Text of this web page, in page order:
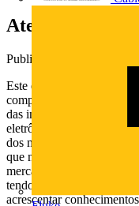
Aterramento
Publicado: 29 de janeiro
Este e-book vai tratar
componente fundamental
das instalações elétricas
eletrônicos sensíveis em
dos mais discutidos e
que motivou o Procobre a
mercado. O texto é
tendo como base a
acrescentar